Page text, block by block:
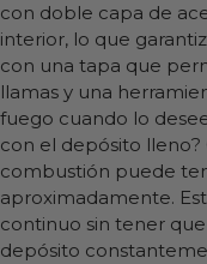
con doble capa de
interior, lo que
con una tapa que
llamas y una
fuego cuando lo
con el depósito
combustión puede
aproximadamente.
continuo sin tener
depósito